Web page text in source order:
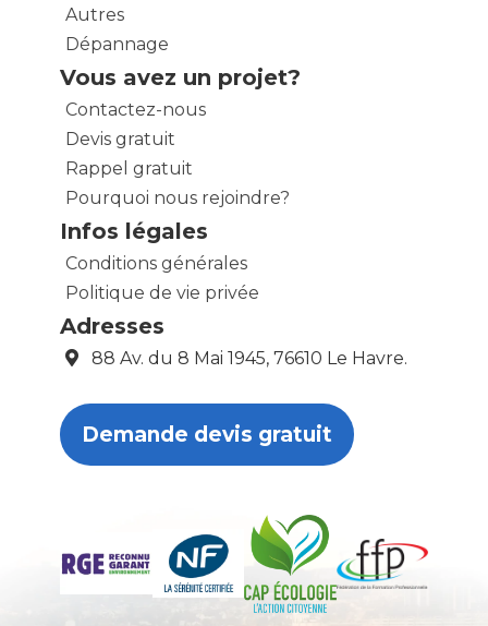
Autres
Dépannage
Vous avez un projet?
Contactez-nous
Devis gratuit
Rappel gratuit
Pourquoi nous rejoindre?
Infos légales
Conditions générales
Politique de vie privée
Adresses
88 Av. du 8 Mai 1945, 76610 Le Havre.
Demande devis gratuit